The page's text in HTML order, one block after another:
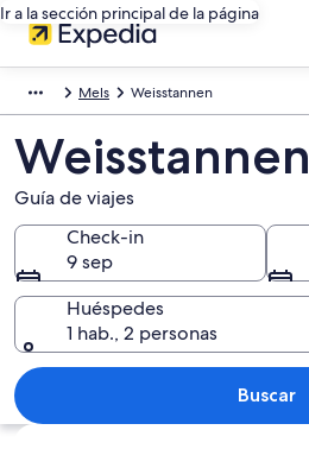
Ir a la sección principal de la página
Mels Weisstannen
Weisstannen
Guía de viajes
Check-in
9 sep
Huéspedes
1 hab., 2 personas
Buscar
Explorar mapa